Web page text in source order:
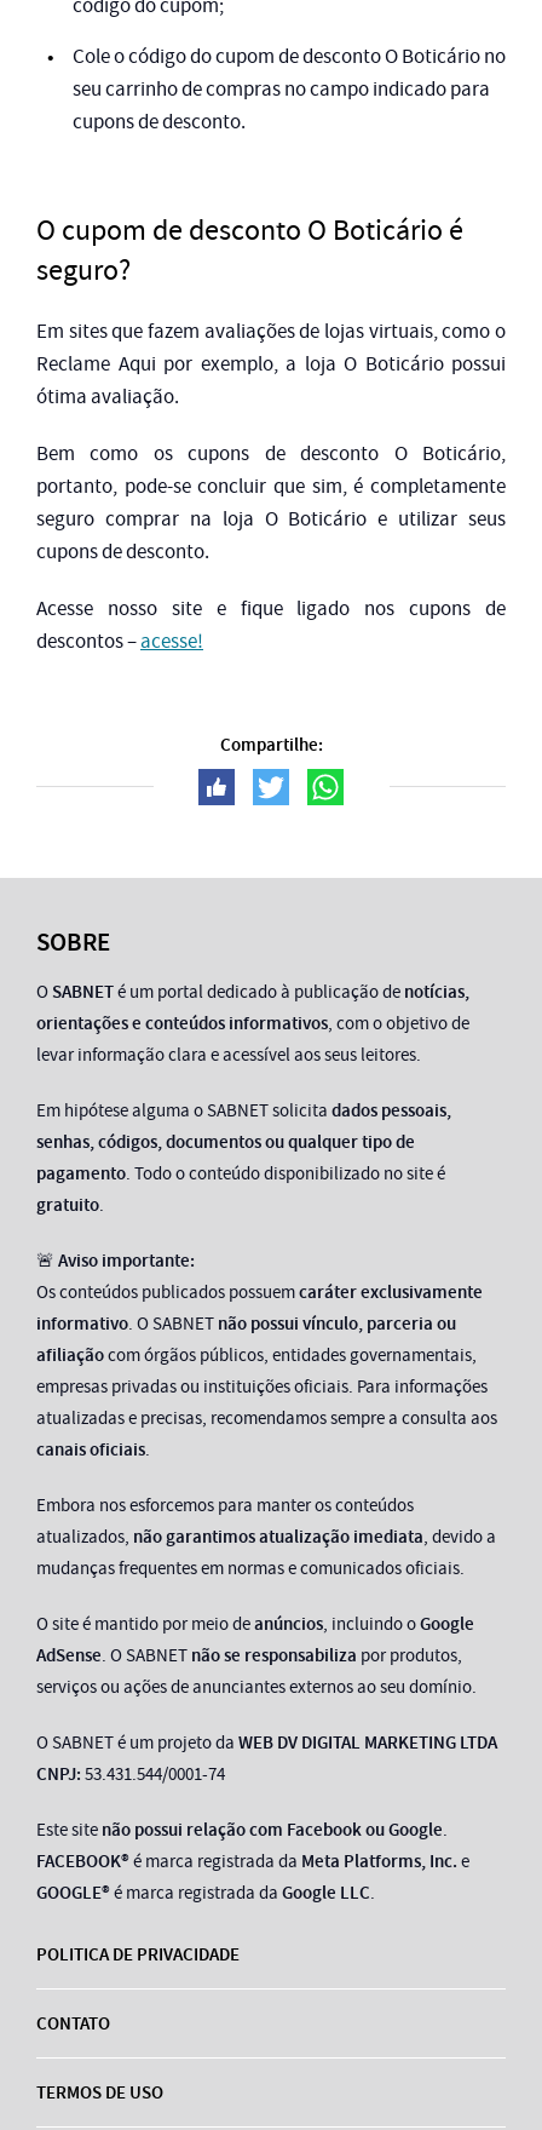
código do cupom;
Cole o código do cupom de desconto O Boticário no
seu carrinho de compras no campo indicado para
cupons de desconto.
O cupom de desconto O Boticário é
seguro?
Em sites que fazem avaliações de lojas virtuais, como o
Reclame Aqui por exemplo, a loja O Boticário possui
ótima avaliação.
Bem como os cupons de desconto O Boticário,
portanto, pode-se concluir que sim, é completamente
seguro comprar na loja O Boticário e utilizar seus
cupons de desconto.
Acesse nosso site e fique ligado nos cupons de
descontos –acesse!
Compartilhe:
SOBRE
O SABNETé um portal dedicado à publicação de notícias,
orientações e conteúdos informativos, com o objetivo de
levar informação clara e acessível aos seus leitores.
Em hipótese alguma o SABNET solicita dados pessoais,
senhas, códigos, documentos ou qualquer tipo de
pagamento. Todo o conteúdo disponibilizado no site é
gratuito.
🚨 Aviso importante:
Os conteúdos publicados possuemcaráter exclusivamente
informativo. O SABNET não possui vínculo, parceria ou
afiliaçãocom órgãos públicos, entidades governamentais,
empresas privadas ou instituições oficiais. Para informações
atualizadas e precisas, recomendamos sempre a consulta aos
canais oficiais.
Embora nos esforcemos para manter os conteúdos
atualizados, não garantimos atualização imediata, devido a
mudanças frequentes em normas e comunicados oficiais.
O site é mantido por meio deanúncios, incluindo oGoogle
AdSense. O SABNET não se responsabiliza por produtos,
serviços ou ações de anunciantes externos ao seu domínio.
O SABNET é um projeto da WEB DV DIGITAL MARKETING LTDA
CNPJ: 53.431.544/0001-74
Este site não possui relação com Facebook ou Google.
FACEBOOK®é marca registrada da Meta Platforms, Inc. e
GOOGLE®é marca registrada da Google LLC.
POLITICA DE PRIVACIDADE
CONTATO
TERMOS DE USO